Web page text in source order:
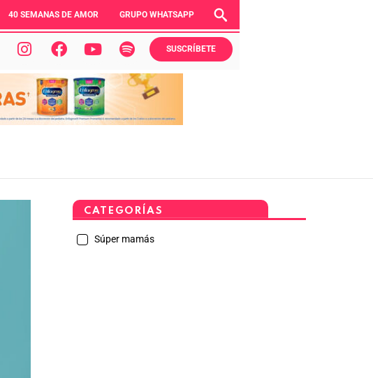
40 SEMANAS DE AMOR GRUPO WHATSAPP
SUSCRÍBETE
CATEGORÍAS
Súper mamás